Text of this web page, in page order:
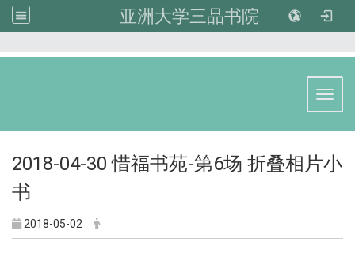
亚洲大学三品书院
2018-04-30 惜福书苑-第6场 折叠相片小
书
2018-05-02